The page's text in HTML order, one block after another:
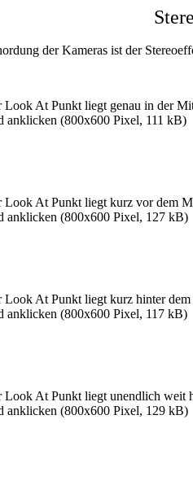
der Kameras ist der
Look At Punkt liegt genau in der
anklicken (800x600 Pixel, 111 kB)
Look At Punkt liegt kurz vor dem
anklicken (800x600 Pixel, 127 kB)
Look At Punkt liegt kurz hinter
anklicken (800x600 Pixel, 117 kB)
Look At Punkt liegt unendlich weit
anklicken (800x600 Pixel, 129 kB)